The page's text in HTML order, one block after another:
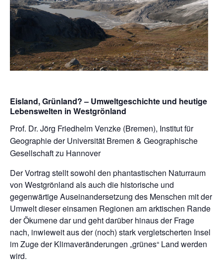
Eisland, Grünland? – Umweltgeschichte und heutige
Lebenswelten in Westgrönland
Prof. Dr. Jörg Friedhelm Venzke (Bremen), Institut für
Geographie der Universität Bremen & Geographische
Gesellschaft zu Hannover
Der Vortrag stellt sowohl den phantastischen Naturraum
von Westgrönland als auch die historische und
gegenwärtige Auseinandersetzung des Menschen mit der
Umwelt dieser einsamen Regionen am arktischen Rande
der Ökumene dar und geht darüber hinaus der Frage
nach, inwieweit aus der (noch) stark vergletscherten Insel
im Zuge der Klimaveränderungen „grünes“ Land werden
wird.